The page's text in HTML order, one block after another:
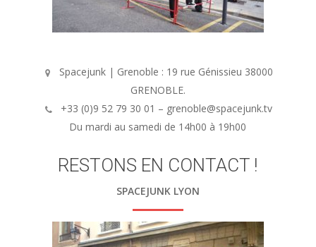
Spacejunk | Grenoble : 19 rue Génissieu 38000
GRENOBLE.
+33 (0)9 52 79 30 01 – grenoble@spacejunk.tv
Du mardi au samedi de 14h00 à 19h00
RESTONS EN CONTACT !
SPACEJUNK LYON